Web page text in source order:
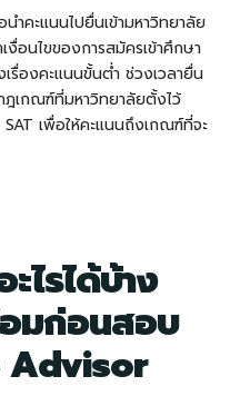
ำคะแนนไปยื่นเข้ามหาวิทยาลัย
อนไขของการสมัครเข้าศึกษา
รื่องคะแนนขั้นต่ำ ช่วงเวลายื่น
ฎเกณฑ์ที่มหาวิทยาลัยตั้งไว้
เพื่อให้คะแนนถึงเกณฑ์ที่จะ
ไรได้บ้าง
มก่อนสอบ
Advisor